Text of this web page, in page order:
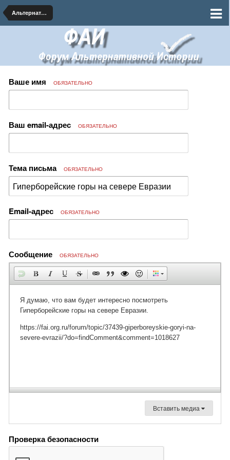
Альтернативная География
Ваше имя ОБЯЗАТЕЛЬНО
Ваш email-адрес ОБЯЗАТЕЛЬНО
Тема письма ОБЯЗАТЕЛЬНО
Email-адрес ОБЯЗАТЕЛЬНО
Сообщение ОБЯЗАТЕЛЬНО
Вставить медиа
Проверка безопасности